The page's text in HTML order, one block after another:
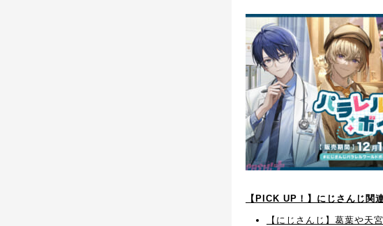
【PICK UP！】にじさんじ関
【にじさんじ】葛葉や天